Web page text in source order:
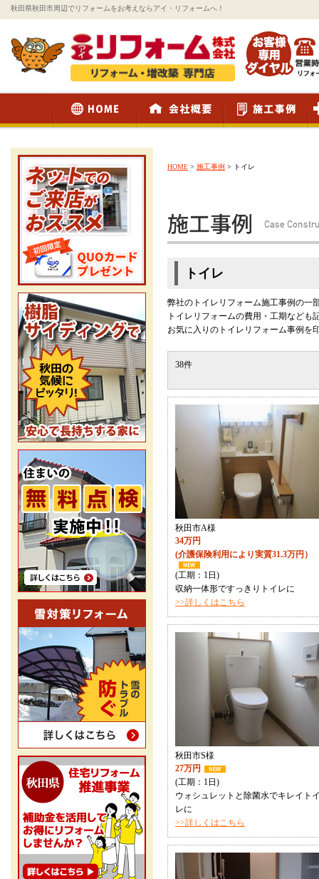
秋田県秋田市周辺でリフォームをお考えならアイ・リフォームへ！
HOME > 施工事例 > トイレ
トイレ
弊社のトイレリフォーム施工事例の一
トイレリフォームの費用・工期など
お気に入りのトイレリフォーム事例を
38件
秋田市A様
34万円
(介護保険利用により実質31.3万円）
(工期：1日)
収納一体形ですっきりトイレに
>>詳しくはこちら
秋田市S様
27万円
(工期：1日)
ウォシュレットと除菌水でキレイト
レに
>>詳しくはこちら